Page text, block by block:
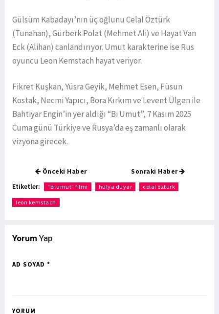
Gülsüm Kabadayı’nın üç oğlunu Celal Öztürk
(Tunahan), Gürberk Polat (Mehmet Ali) ve Hayat Van
Eck (Alihan) canlandırıyor. Umut karakterine ise Rus
oyuncu Leon Kemstach hayat veriyor.
Fikret Kuşkan, Yüsra Geyik, Mehmet Esen, Füsun
Kostak, Necmi Yapıcı, Bora Kırkım ve Levent Ülgen ile
Bahtiyar Engin’in yer aldığı “Bi Umut”, 7 Kasım 2025
Cuma günü Türkiye ve Rusya’da eş zamanlı olarak
vizyona girecek.
Önceki Haber Sonraki Haber
Etiketler: “bi umut” filmi hülya duyar celal öztürk
leon kemstach
Yorum Yap
AD SOYAD *
YORUM